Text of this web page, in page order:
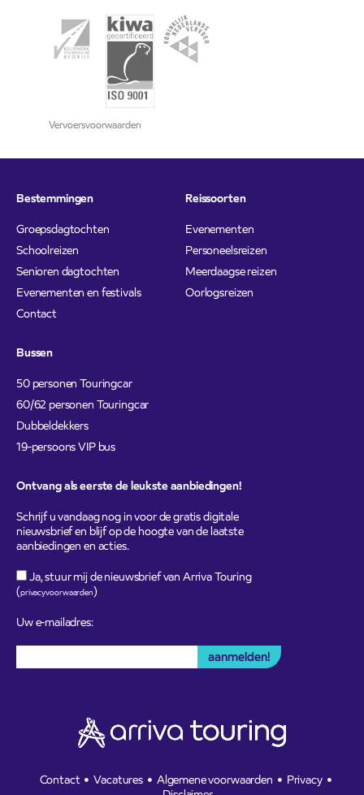
Vervoersvoorwaarden
Bestemmingen
Groepsdagtochten
Schoolreizen
Senioren dagtochten
Evenementen en festivals
Contact
Reissoorten
Evenementen
Personeelsreizen
Meerdaagse reizen
Oorlogsreizen
Bussen
50 personen Touringcar
60/62 personen Touringcar
Dubbeldekkers
19-persoons VIP bus
Ontvang als eerste de leukste aanbiedingen!
Schrijf u vandaag nog in voor de gratis digitale
nieuwsbrief en blijf op de hoogte van de laatste
aanbiedingen en acties.
Ja, stuur mij de nieuwsbrief van Arriva Touring
(privacyvoorwaarden)
Uw e-mailadres:
Contact Vacatures Algemene voorwaarden
Privacy